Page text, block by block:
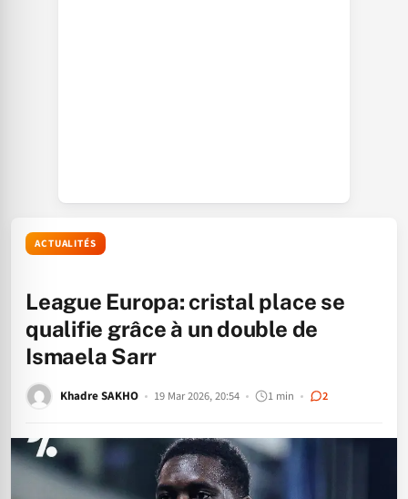
ACTUALITÉS
League Europa: cristal place se
qualifie grâce à un double de
Ismaela Sarr
Khadre SAKHO 19 Mar 2026, 20:54 1 min 2